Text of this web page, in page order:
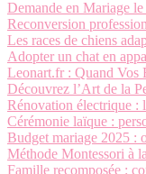
Demande en Mariage
Reconversion
Les races de chiens
Adopter un chat en
Leonart.fr : Quand Vos
Découvrez l’Art de la
Rénovation électrique :
Cérémonie laïque :
Budget mariage 2025 :
Méthode Montessori à
Famille recomposée :